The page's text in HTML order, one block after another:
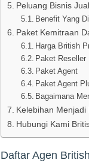
Peluang Bisnis
Benefit Yang
Paket Kemitraan
Harga British
Paket Reseller
Paket Agent
Paket Agent
Bagaimana
Kelebihan
Hubungi Kami
Daftar Agen